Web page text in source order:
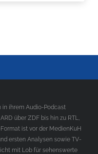
in ihrem Audio-Podcast
über ZDF bis hin zu RTL,
Format ist vor der MedienKuH
ersten Analysen sowie TV-
mit Lob für sehenswerte